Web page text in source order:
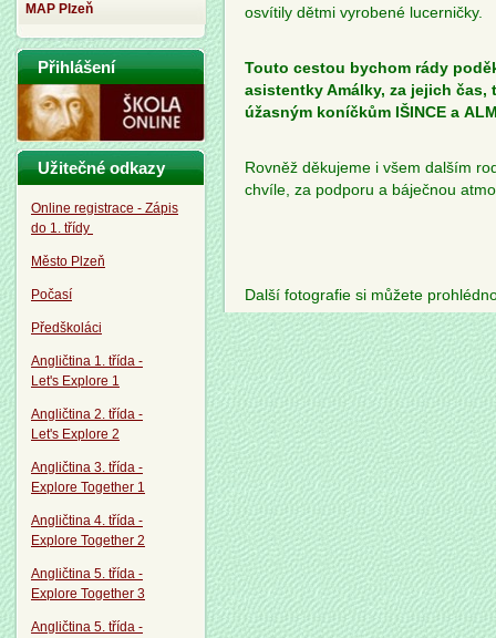
osvítily dětmi vyrobené lucerničky.
Touto cestou bychom rády
asistentky Amálky, za jejich
úžasným koníčkům IŠINCE a
Rovněž děkujeme i všem dalším
chvíle, za podporu a báječnou
Další fotografie si můžete
MAP Plzeň
Přihlášení
Užitečné odkazy
Online registrace - Zápis
do 1. třídy
Město Plzeň
Počasí
Předškoláci
Angličtina 1. třída -
Let's Explore 1
Angličtina 2. třída -
Let's Explore 2
Angličtina 3. třída -
Explore Together 1
Angličtina 4. třída -
Explore Together 2
Angličtina 5. třída -
Explore Together 3
Angličtina 5. třída -